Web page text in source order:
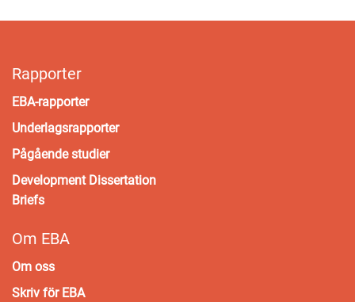
Rapporter
EBA-rapporter
Underlagsrapporter
Pågående studier
Development Dissertation
Briefs
Om EBA
Om oss
Skriv för EBA